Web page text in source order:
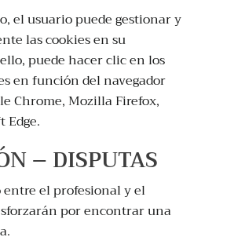
el usuario puede gestionar y
las cookies en su
puede hacer clic en los
en función del navegador
Chrome,Mozilla Firefox,
Edge.
– DISPUTAS
entre el profesional y el
por encontrar una